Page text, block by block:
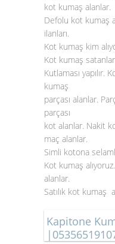
kot kumaş alanlar.
Defolu kot kumaş
ilanları.
Kot kumaş kim
Kot kumaş
Kutlaması yapılır.
kumaş
parçası alanlar.
parçası
kot alanlar. Nakit
maç alanlar.
Simli kotona
Kot kumaş
alanlar.
Satılık kot kumaş
Kapitone